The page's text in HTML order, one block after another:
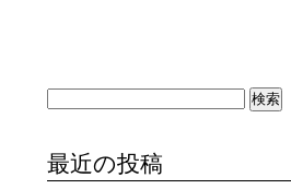
最近の投稿